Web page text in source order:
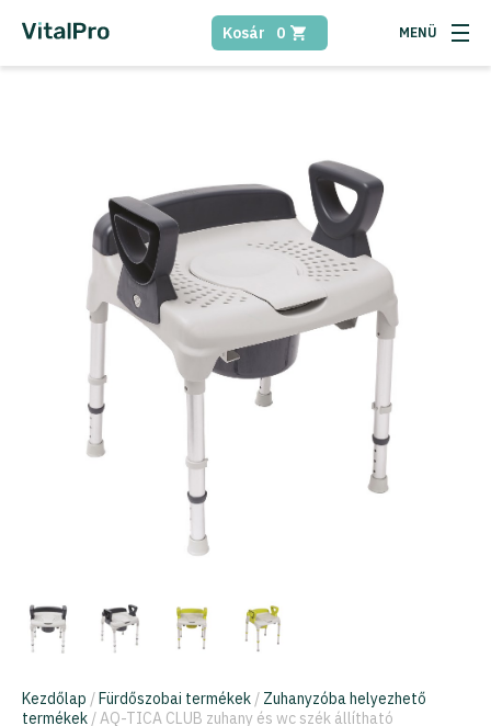
Kosár 0
Kezdőlap /Fürdőszobai termékek / Zuhanyzóba helyezhető
termékek / AQ-TICA CLUB zuhany és wc szék állítható